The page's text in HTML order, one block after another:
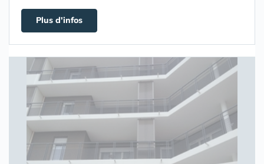
Plus d'infos